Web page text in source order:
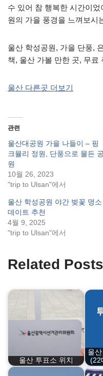
수 있어 참 행복한 시간이
원의 가을 풍경을 느껴보시
울산 학성공원, 가을 단풍,
책, 울산 가볼 만한 곳, 무료
울산 다른곳 더보기
관련
울산대공원 가을 나들이 – 핑
크뮬리 정원, 단풍으로 물든 공
원
10월 26, 2023
"trip to Ulsan"에서
울산 학성공원 야간 벚꽃 명소
데이트 추천
4월 9, 2025
"trip to Ulsan"에서
Related
울산 투표소 위치
울
(22